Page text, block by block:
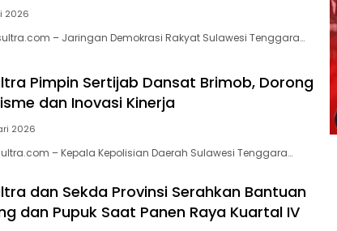
2026
– Jaringan Demokrasi Rakyat Sulawesi Tenggara…
Pimpin Sertijab Dansat Brimob, Dorong
dan Inovasi Kinerja
2026
– Kepala Kepolisian Daerah Sulawesi Tenggara…
dan Sekda Provinsi Serahkan Bantuan
dan Pupuk Saat Panen Raya Kuartal IV